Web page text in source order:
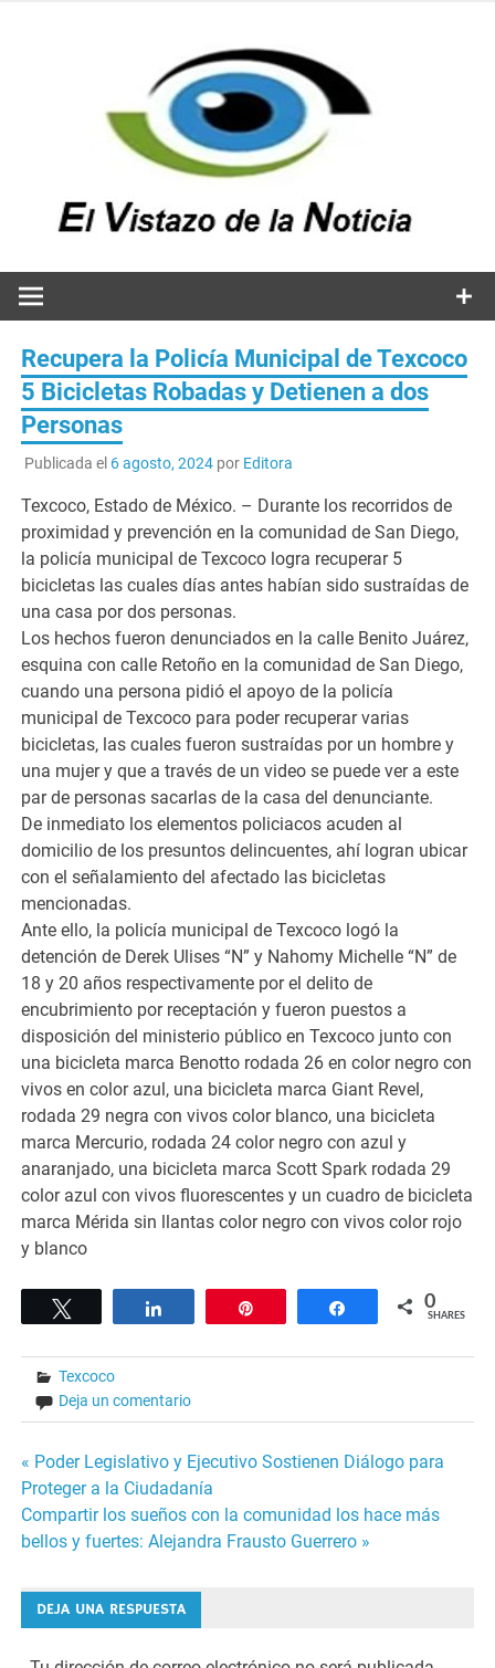
Recupera la Policía Municipal de Texcoco
5 Bicicletas Robadas y Detienen a dos
Personas
Publicada el 6 agosto, 2024por Editora
Texcoco, Estado de México. – Durante los recorridos de
proximidad y prevención en la comunidad de San Diego,
la policía municipal de Texcoco logra recuperar 5
bicicletas las cuales días antes habían sido sustraídas de
una casa por dos personas.
Los hechos fueron denunciados en la calle Benito Juárez,
esquina con calle Retoño en la comunidad de San Diego,
cuando una persona pidió el apoyo de la policía
municipal de Texcoco para poder recuperar varias
bicicletas, las cuales fueron sustraídas por un hombre y
una mujer y que a través de un video se puede ver a este
par de personas sacarlas de la casa del denunciante.
De inmediato los elementos policiacos acuden al
domicilio de los presuntos delincuentes, ahí logran ubicar
con el señalamiento del afectado las bicicletas
mencionadas.
Ante ello, la policía municipal de Texcoco logó la
detención de Derek Ulises “N” y Nahomy Michelle “N” de
18 y 20 años respectivamente por el delito de
encubrimiento por receptación y fueron puestos a
disposición del ministerio público en Texcoco junto con
una bicicleta marca Benotto rodada 26 en color negro con
vivos en color azul, una bicicleta marca Giant Revel,
rodada 29 negra con vivos color blanco, una bicicleta
marca Mercurio, rodada 24 color negro con azul y
anaranjado, una bicicleta marca Scott Spark rodada 29
color azul con vivos fluorescentes y un cuadro de bicicleta
marca Mérida sin llantas color negro con vivos color rojo
y blanco
Share 0
SHARES
Texcoco
Deja un comentario
Navegación
de
entradas
« Poder Legislativo y Ejecutivo Sostienen Diálogo para
Proteger a la Ciudadanía
Compartir los sueños con la comunidad los hace más
bellos y fuertes: Alejandra Frausto Guerrero »
DEJA UNA RESPUESTA